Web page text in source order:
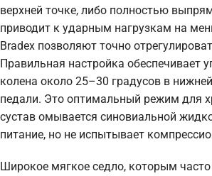
верхней точке, либо полностью
приводит к ударным нагрузкам на
Bradex позволяют точно
Правильная настройка обеспечивает
колена около 25–30 градусов в
педали. Это оптимальный режим для
сустав омывается синовиальной
питание, но не испытывает
Широкое мягкое седло, которым